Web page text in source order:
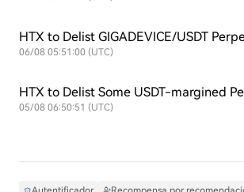
HTX to Delist GIGADEVICE/USDT
06/08 05:51:00 (UTC)
HTX to Delist Some USDT-margined
05/08 06:50:51 (UTC)